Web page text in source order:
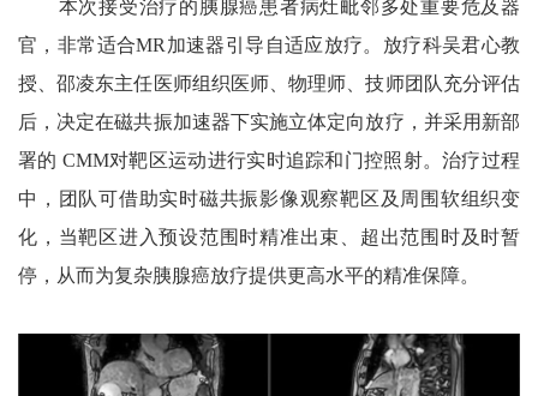
本次接受治疗的胰腺癌患者病灶毗邻多处重要危及器
官，非常适合MR加速器引导自适应放疗。放疗科吴君心教
授、邵凌东主任医师组织医师、物理师、技师团队充分评估
后，决定在磁共振加速器下实施立体定向放疗，并采用新部
署的 CMM对靶区运动进行实时追踪和门控照射。治疗过程
中，团队可借助实时磁共振影像观察靶区及周围软组织变
化，当靶区进入预设范围时精准出束、超出范围时及时暂
停，从而为复杂胰腺癌放疗提供更高水平的精准保障。